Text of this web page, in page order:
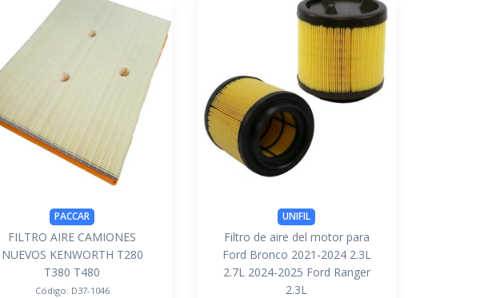
PACCAR
FILTRO AIRE CAMIONES
NUEVOS KENWORTH T280
T380 T480
Código: D37-1046
UNIFIL
Filtro de aire del motor para
Ford Bronco 2021-2024 2.3L
2.7L 2024-2025 Ford Ranger
2.3L